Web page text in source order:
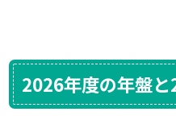
2026年度の年盤